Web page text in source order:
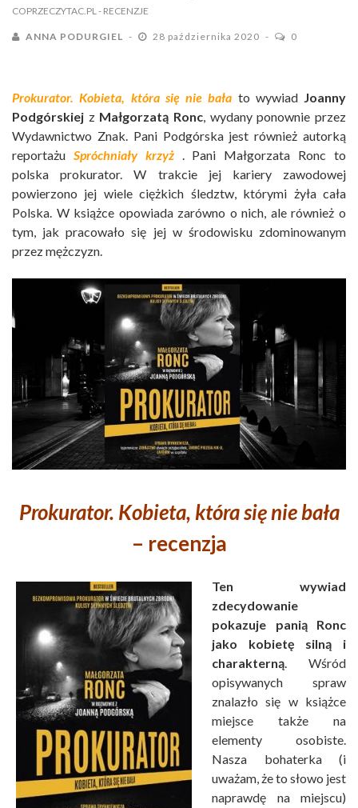
COPRZECZYTAC.PL - RECENZJE
ANNA PODURGIEL 28 października 2020 0
Prokurator. Kobieta, która się nie bała to wywiadJoanny
Podgórskiej z Małgorzatą Ronc, wydany ponownie przez
Wydawnictwo Znak. Pani Podgórska jest również autorką
reportażu Spróchniały krzyż . Pani Małgorzata Ronc to
polska prokurator. W trakcie jej kariery zawodowej
powierzono jej wiele ciężkich śledztw, którymi żyła cała
Polska. W książce opowiada zarówno o nich, ale również o
tym, jak pracowało się jej w środowisku zdominowanym
przez mężczyzn.
Prokurator. Kobieta, która się nie bała
– recenzja
Ten wywiad
zdecydowanie
pokazuje panią Ronc
jako kobietę silną i
charakterną. Wśród
opisywanych spraw
znalazło się w książce
miejsce także na
elementy osobiste.
Nasza bohaterka (i
uważam, że to słowo jest
naprawdę na miejscu)